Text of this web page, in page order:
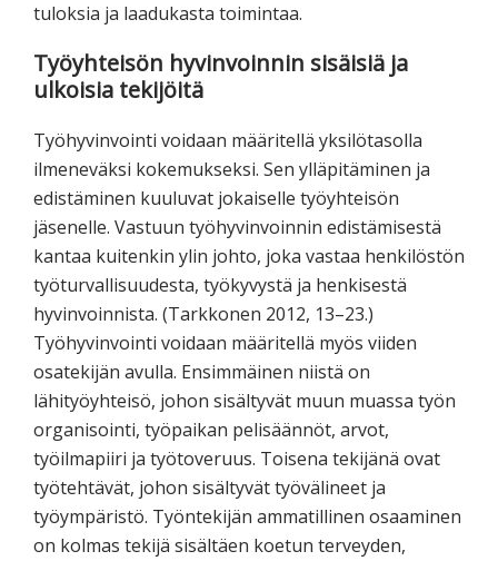
tuloksia ja laadukasta toimintaa.
Työyhteisön hyvinvoinnin sisäisiä ja
ulkoisia tekijöitä
Työhyvinvointi voidaan määritellä yksilötasolla
ilmeneväksi kokemukseksi. Sen ylläpitäminen ja
edistäminen kuuluvat jokaiselle työyhteisön
jäsenelle. Vastuun työhyvinvoinnin edistämisestä
kantaa kuitenkin ylin johto, joka vastaa henkilöstön
työturvallisuudesta, työkyvystä ja henkisestä
hyvinvoinnista. (Tarkkonen 2012, 13–23.)
Työhyvinvointi voidaan määritellä myös viiden
osatekijän avulla. Ensimmäinen niistä on
lähityöyhteisö, johon sisältyvät muun muassa työn
organisointi, työpaikan pelisäännöt, arvot,
työilmapiiri ja työtoveruus. Toisena tekijänä ovat
työtehtävät, johon sisältyvät työvälineet ja
työympäristö. Työntekijän ammatillinen osaaminen
on kolmas tekijä sisältäen koetun terveyden,